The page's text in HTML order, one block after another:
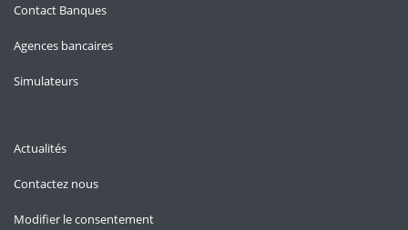
Contact Banques
Agences bancaires
Simulateurs
Actualités
Contactez nous
Modifier le consentement